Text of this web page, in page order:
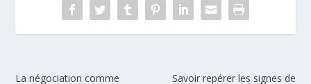
La négociation comme
Savoir repérer les signes de